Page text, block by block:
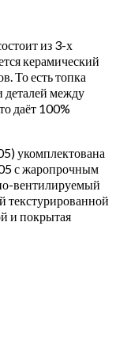
из 3-х
керамический
То есть топка
деталей между
даёт 100%
укомплектована
с жаропрочным
вентилируемый
текстурированной
и покрытая